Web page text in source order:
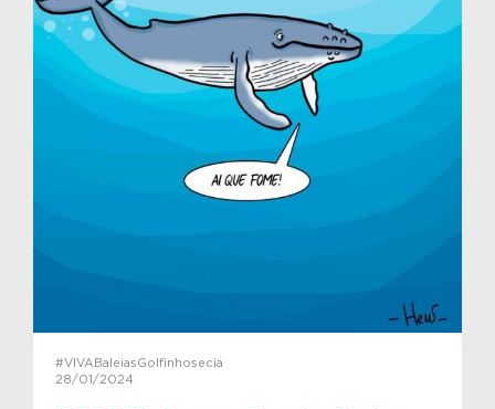
#VIVABaleiasGolfinhosecia
28/01/2024